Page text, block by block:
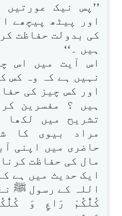
’’پس نیک عورتیں
اور پیٹھ پیچھے
کی بدولت حفاظت
ہیں ۔‘‘
اس آیت میں اس
نہیں ہے کہ وہ کس
اور کس چیز کی
ہیں ؟ مفسرین
تشریح میں
مراد بیوی کا
حاضری میں اپنی
مال کی حفاظت کرنا
ایک حدیث میں ہے
اللہ کے رسول ﷺ
کُلُّکُمْ رَاعٍ وَ